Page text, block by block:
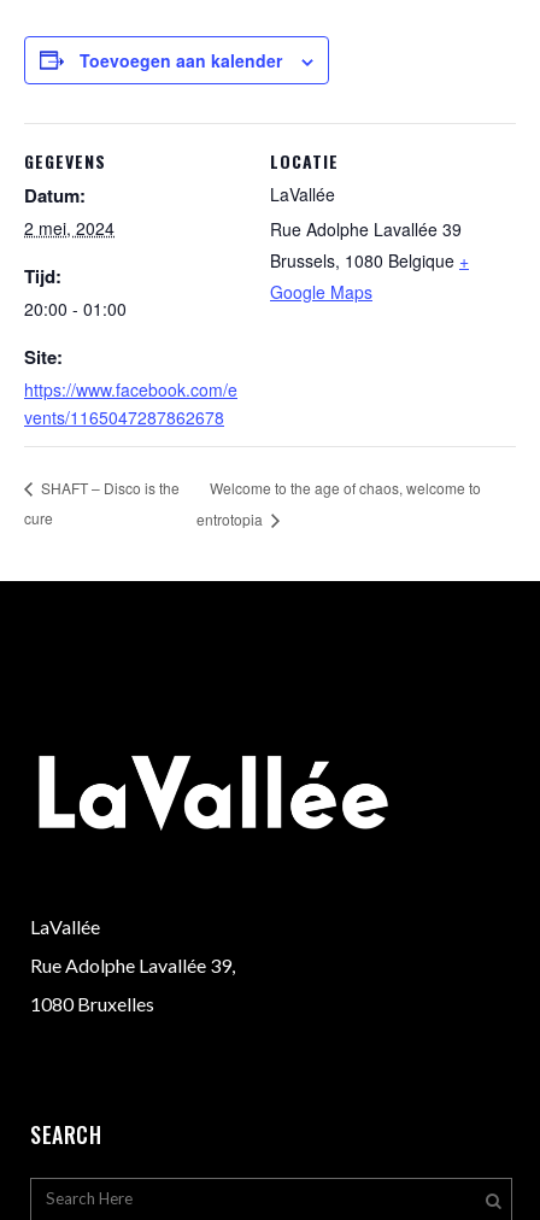
Toevoegen aan kalender
GEGEVENS
Datum:
2 mei, 2024
Tijd:
20:00 - 01:00
Site:
https://www.facebook.com/e
vents/1165047287862678
LOCATIE
LaVallée
Rue Adolphe Lavallée 39
Brussels, 1080 Belgique +
Google Maps
SHAFT – Disco is the
cure
Welcome to the age of chaos, welcome to
entrotopia
LaVallée
Rue Adolphe Lavallée 39,
1080 Bruxelles
SEARCH